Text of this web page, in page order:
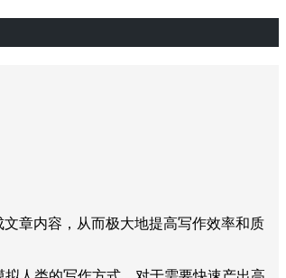
章内容，从而极大地提高写作效率和质